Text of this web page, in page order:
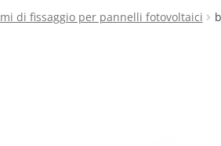
Chi siamo Contatti My account
di fissaggio per pannelli fotovoltaici